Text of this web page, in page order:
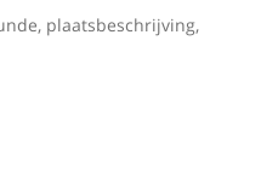
plaatsbeschrijving,